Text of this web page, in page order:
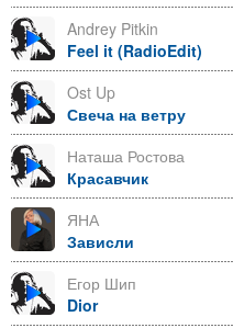
Andrey Pitkin
Feel it (RadioEdit)
Ost Up
Свеча на ветру
Наташа Ростова
Красавчик
ЯНА
Зависли
Егор Шип
Dior